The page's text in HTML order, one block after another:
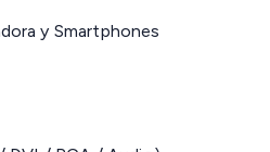
y Smartphones